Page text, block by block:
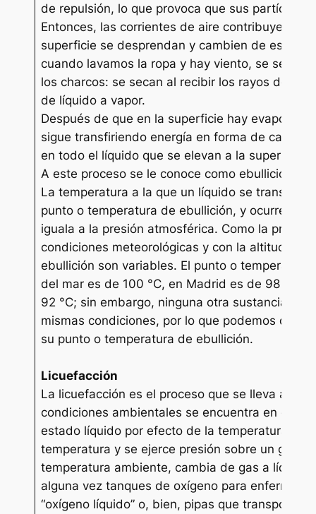
de repulsión, lo que provoca que sus partículas
Entonces, las corrientes de aire contribuyen a
superficie se desprendan y cambien de estado
cuando lavamos la ropa y hay viento, se seca
los charcos: se secan al recibir los rayos del
de líquido a vapor.
Después de que en la superficie hay
sigue transfiriendo energía en forma de calor,
en todo el líquido que se elevan a la superficie
A este proceso se le conoce como ebullición.
La temperatura a la que un líquido se
punto o temperatura de ebullición, y ocurre
iguala a la presión atmosférica. Como la
condiciones meteorológicas y con la altitud, los
ebullición son variables. El punto o
del mar es de 100 °C, en Madrid es de 98 °C y
92 °C; sin embargo, ninguna otra sustancia
mismas condiciones, por lo que podemos
su punto o temperatura de ebullición.
Licuefacción
La licuefacción es el proceso que se lleva a
condiciones ambientales se encuentra en
estado líquido por efecto de la temperatura y la
temperatura y se ejerce presión sobre un gas
temperatura ambiente, cambia de gas a
alguna vez tanques de oxígeno para enfermos
“oxígeno líquido” o, bien, pipas que